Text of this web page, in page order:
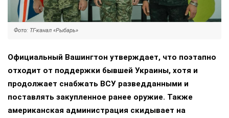
Фото: ТГ-канал «Рыбарь»
Официальный Вашингтон утверждает, что поэтапно
отходит от поддержки бывшей Украины, хотя и
продолжает снабжать ВСУ разведданными и
поставлять закупленное ранее оружие. Также
американская администрация скидывает на